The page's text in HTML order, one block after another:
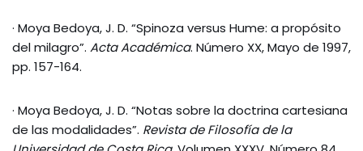
· Moya Bedoya, J. D. “Spinoza versus Hume: a propósito
del milagro”. Acta Académica. Número XX, Mayo de 1997,
pp. 157-164.
· Moya Bedoya, J. D. “Notas sobre la doctrina cartesiana
de las modalidades”. Revista de Filosofía de la